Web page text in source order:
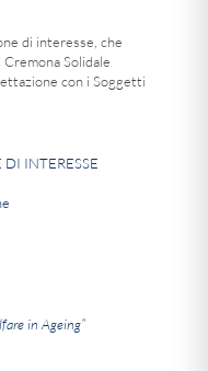
di interesse, che
Cremona Solidale
con i Soggetti
INTERESSE
in Ageing”